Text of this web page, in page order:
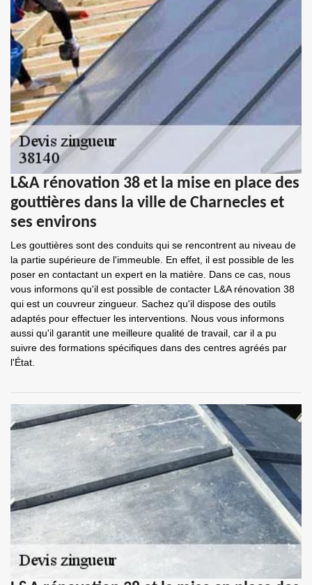
L&A rénovation 38 et la mise en place des
gouttières dans la ville de Charnecles et
ses environs
Les gouttières sont des conduits qui se rencontrent au niveau de
la partie supérieure de l'immeuble. En effet, il est possible de les
poser en contactant un expert en la matière. Dans ce cas, nous
vous informons qu'il est possible de contacter L&A rénovation 38
qui est un couvreur zingueur. Sachez qu'il dispose des outils
adaptés pour effectuer les interventions. Nous vous informons
aussi qu'il garantit une meilleure qualité de travail, car il a pu
suivre des formations spécifiques dans des centres agréés par
l'État.